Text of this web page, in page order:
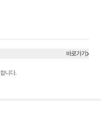
바로가기
니다.